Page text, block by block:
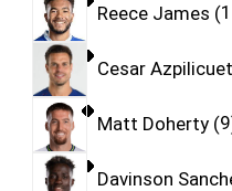
Reece James
Cesar
Matt Doherty 9
Davinson